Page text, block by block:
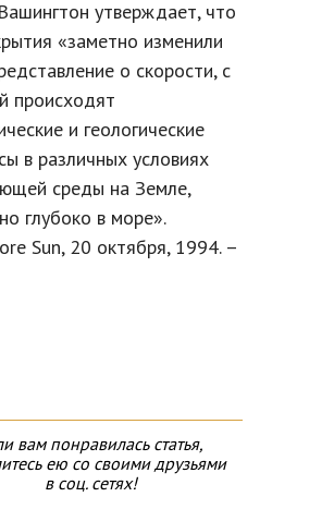
утверждает, что
«заметно изменили
о скорости, с
происходят
и геологические
в различных условиях
среды на Земле,
глубоко в море».
Sun, 20 октября, 1994. –
вам понравилась статья,
ею со своими друзьями
в соц. сетях!